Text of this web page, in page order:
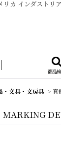
カ インダストリ
商品
・文具・文房具-> 真